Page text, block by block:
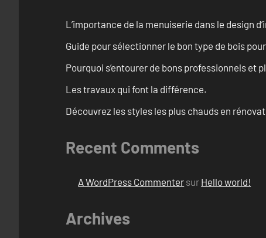
L’importance de la menuiserie dans le design
Guide pour sélectionner le bon type de bois
Pourquoi s’entourer de bons professionnels
Les travaux qui font la différence.
Découvrez les styles les plus chauds en
Recent Comments
A WordPress Commenter sur Hello world!
Archives